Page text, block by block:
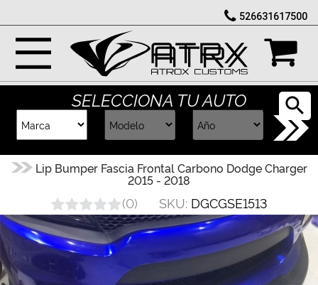
Marcas
Reputación
Cotizador
Contacto
526631617500
SELECCIONA TU AUTO
Lip Bumper Fascia Frontal Carbono Dodge Charger
2015 - 2018
(0) SKU: DGCGSE1513